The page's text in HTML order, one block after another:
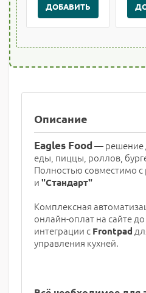
ДОБАВИТЬ
Описание
Eagles Food— решение
еды, пиццы, роллов,
Полностью совместимо
и "Стандарт"
Комплексная
онлайн-оплат на сайте
интеграции с Frontpad
управления кухней.